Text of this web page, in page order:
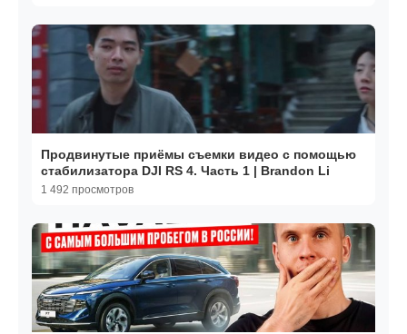
Продвинутые приёмы съемки видео с помощью
стабилизатора DJI RS 4. Часть 1 | Brandon Li
1 492 просмотров